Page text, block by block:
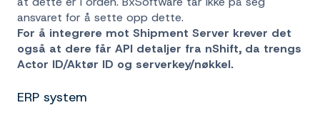
ansvaret for å sette opp dette.
For å integrere mot Shipment Server krever det
også at dere får API detaljer fra nShift, da trengs
Actor ID/Aktør ID og serverkey/nøkkel.
ERP system